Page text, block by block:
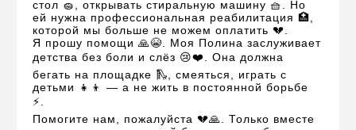
стол 🧽, открывать стиральную машину 🧺. Но
ей нужна профессиональная реабилитация 🏥,
которой мы больше не можем оплатить 💔.
Я прошу помощи 🙏😭. Моя Полина заслуживает
детства без боли и слёз 😢❤️. Она должна
бегать на площадке 🛝, смеяться, играть с
детьми 👧👦 — а не жить в постоянной борьбе
⚡.
Помогите нам, пожалуйста 💔🙏. Только вместе